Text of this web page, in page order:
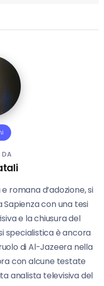
DA
romana d’adozione, si
con una tesi
e la chiusura del
specialistica è ancora
di Al-Jazeera nella
con alcune testate
analista televisiva del